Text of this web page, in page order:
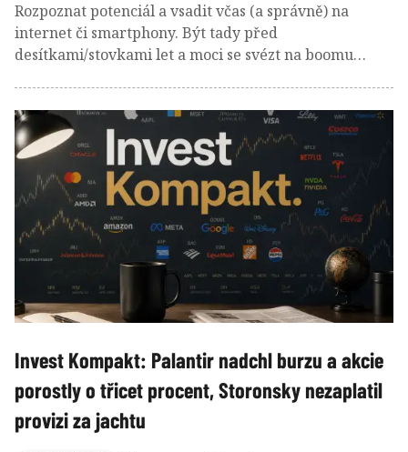
Rozpoznat potenciál a vsadit včas (a správně) na
internet či smartphony. Být tady před
desítkami/stovkami let a moci se svézt na boomu
technologických revolucí. A disruptivní investování
nabízí způsob, jak na těchto transformacích vydělat!
Invest Kompakt: Palantir nadchl burzu a akcie
porostly o třicet procent, Storonsky nezaplatil
provizi za jachtu